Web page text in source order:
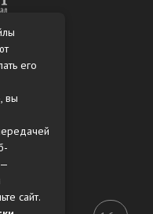
его
вы
сайт.